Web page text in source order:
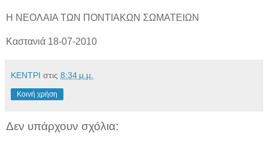
Η ΝΕΟΛΑΙΑ ΤΩΝ ΠΟΝΤΙΑΚΩΝ ΣΩΜΑΤΕΙΩΝ
Καστανιά 18-07-2010
ΚΕΝΤΡΙ στις 8:34 μ.μ.
Κοινή χρήση
Δεν υπάρχουν σχόλια: